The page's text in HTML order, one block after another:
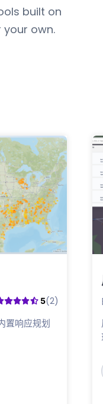
built on
own.
5(2)
置响应规划